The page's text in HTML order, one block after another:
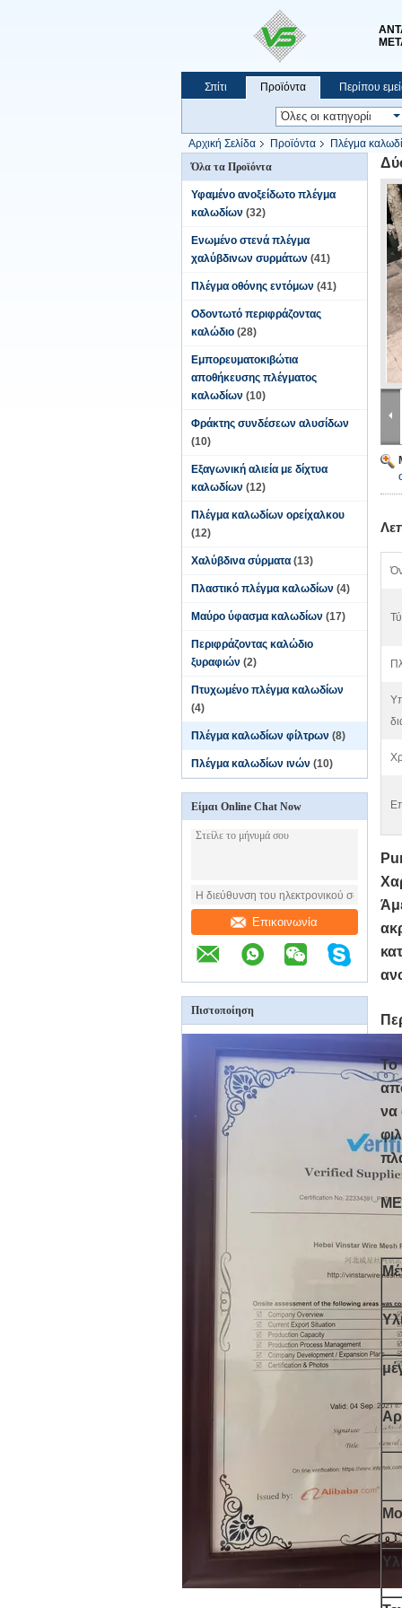
Σπίτι Προϊόντα Περίπου
Αρχική Σελίδα Προϊόντα Πλέγμα
Όλα τα Προϊόντα
Υφαμένο ανοξείδωτο πλέγμα
καλωδίων (32)
Ενωμένο στενά πλέγμα
χαλύβδινων συρμάτων (41)
Πλέγμα οθόνης εντόμων (41)
Οδοντωτό περιφράζοντας
καλώδιο (28)
Εμπορευματοκιβώτια
αποθήκευσης πλέγματος
καλωδίων (10)
Φράκτης συνδέσεων αλυσίδων
(10)
Εξαγωνική αλιεία με δίχτυα
καλωδίων (12)
Πλέγμα καλωδίων ορείχαλκου
(12)
Χαλύβδινα σύρματα (13)
Πλαστικό πλέγμα καλωδίων (4)
Μαύρο ύφασμα καλωδίων (17)
Περιφράζοντας καλώδιο
ξυραφιών (2)
Πτυχωμένο πλέγμα καλωδίων
(4)
Πλέγμα καλωδίων φίλτρων (8)
Πλέγμα καλωδίων ινών (10)
Είμαι Online Chat Now
Επικοινωνία
Πιστοποίηση
Το
να